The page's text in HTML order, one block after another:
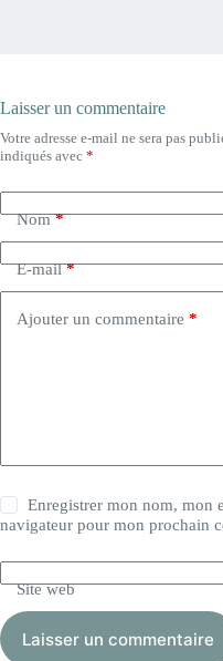
Laisser un commentaire
Votre adresse e-mail ne sera pas
indiqués avec *
Nom*
E-mail*
Ajouter un commentaire *
Enregistrer mon nom, mon
navigateur pour mon prochain
Site web
Laisser un commentaire